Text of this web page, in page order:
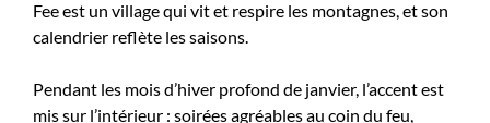
Fee est un village qui vit et respire les montagnes, et son
calendrier reflète les saisons.
Pendant les mois d’hiver profond de janvier, l’accent est
mis sur l’intérieur : soirées agréables au coin du feu,